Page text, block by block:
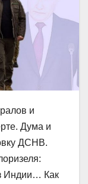
и
Дума и
ДСНВ.
Индии… Как